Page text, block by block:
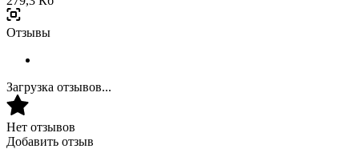
Отзывы
Загрузка отзывов...
Нет отзывов
Добавить отзыв